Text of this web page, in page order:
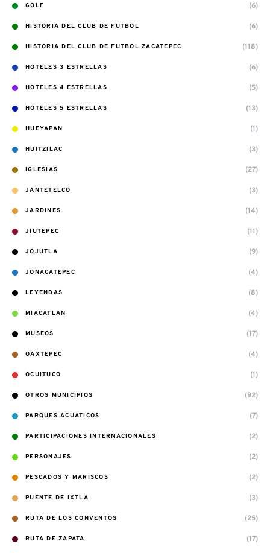
GOLF (6)
HISTORIA DEL CLUB DE FUTBOL (6)
HISTORIA DEL CLUB DE FUTBOL ZACATEPEC (118)
HOTELES 3 ESTRELLAS (6)
HOTELES 4 ESTRELLAS (5)
HOTELES 5 ESTRELLAS (13)
HUEYAPAN (1)
HUITZILAC (3)
IGLESIAS (27)
JANTETELCO (3)
JARDINES (14)
JIUTEPEC (11)
JOJUTLA (9)
JONACATEPEC (4)
LEYENDAS (8)
MIACATLAN (4)
MUSEOS (17)
OAXTEPEC (4)
OCUITUCO (1)
OTROS MUNICIPIOS (92)
PARQUES ACUATICOS (7)
PARTICIPACIONES INTERNACIONALES (2)
PERSONAJES (2)
PESCADOS Y MARISCOS (2)
PUENTE DE IXTLA (3)
RUTA DE LOS CONVENTOS (25)
RUTA DE ZAPATA (17)